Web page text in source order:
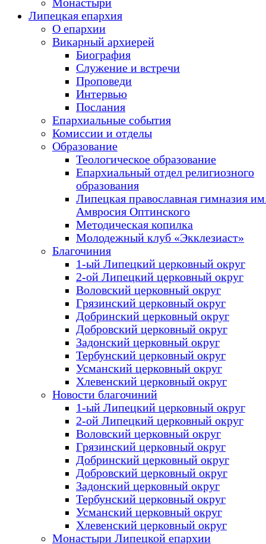
Монастыри
Липецкая епархия
О епархии
Викарный архиерей
Биография
Служение и встречи
Проповеди
Интервью
Послания
Епархиальные события
Комиссии и отделы
Образование
Теологическое образование
Епархиальный отдел религиозного
образования
Липецкая православная гимназия
Амвросия Оптинского
Методическая копилка
Молодежный клуб «Экклезиаст»
Благочиния
1-ый Липецкий церковный округ
2-ой Липецкий церковный округ
Воловский церковный округ
Грязинский церковный округ
Добринский церковный округ
Добровский церковный округ
Задонский церковный округ
Тербунский церковный округ
Усманский церковный округ
Хлевенский церковный округ
Новости благочиний
1-ый Липецкий церковный округ
2-ой Липецкий церковный округ
Воловский церковный округ
Грязинский церковный округ
Добринский церковный округ
Добровский церковный округ
Задонский церковный округ
Тербунский церковный округ
Усманский церковный округ
Хлевенский церковный округ
Монастыри Липецкой епархии